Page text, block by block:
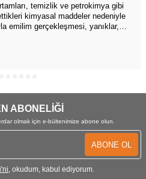
temizlik ve petrokimya gibi
kimyasal maddeler nedeniyle
emilim gerçekleşmesi, yanıklar,
eldiven kullanımı, iş
göstermektedir. Doğru eldiven
ABONELİĞİ
olmak için e-bültenimize abone olun.
ABONE OL
, okudum, kabul ediyorum.